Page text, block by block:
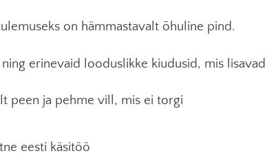
ka
kogus
on hämmastavalt õhuline pind.
erinevaid looduslikke kiudusid, mis lisavad
peen ja pehme vill, mis ei torgi
eesti käsitöö